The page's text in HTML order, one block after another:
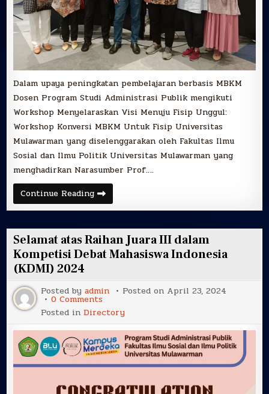
Fisip
Universitas
Mulawarman
Dalam upaya peningkatan pembelajaran berbasis MBKM
Dosen Program Studi Administrasi Publik mengikuti
Workshop Menyelaraskan Visi Menuju Fisip Unggul:
Workshop Konversi MBKM Untuk Fisip Universitas
Mulawarman yang diselenggarakan oleh Fakultas Ilmu
Sosial dan Ilmu Politik Universitas Mulawarman yang
menghadirkan Narasumber Prof….
Continue ReadingDosen
Program
Studi
Publik
Mengikuti
Workshop
Menyelaraskan
Visi
Unggul
:
Workshop
Konversi
MBKM
Untuk
Fisip
Universitas
Mulawarman
Selamat atas Raihan Juara III dalam
Kompetisi Debat Mahasiswa Indonesia
(KDMI) 2024
Posted byadmin Posted on April 23, 2024
0 Commentson
Selamat
atas
Raihan
Juara
III
dalam
Kompetisi
Debat
Indonesia
(KDMI)
Posted inDirectory